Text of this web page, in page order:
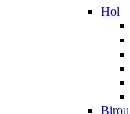
Hol
Birou